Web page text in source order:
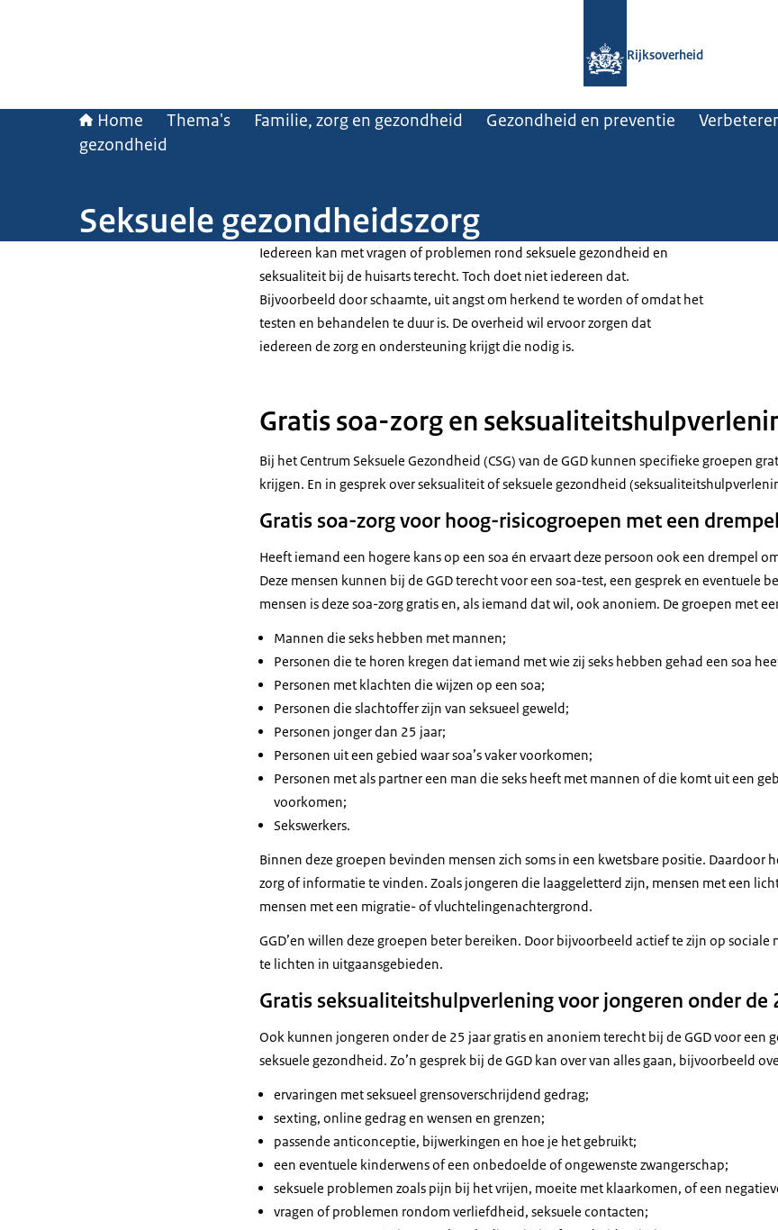
Rijksoverheid
Home Thema's Familie, zorg en gezondheid Gezondheid en preventie
gezondheid
Seksuele gezondheidszorg
Iedereen kan met vragen of problemen rond seksuele gezondheid en
seksualiteit bij de huisarts terecht. Toch doet niet iedereen dat.
Bijvoorbeeld door schaamte, uit angst om herkend te worden of omdat het
testen en behandelen te duur is. De overheid wil ervoor zorgen dat
iedereen de zorg en ondersteuning krijgt die nodig is.
Gratis soa-zorg en
Bij het Centrum Seksuele Gezondheid (CSG) van de GGD kunnen specifieke groepen
krijgen. En in gesprek over seksualiteit of seksuele gezondheid
Gratis soa-zorg voor hoog-risicogroepen met een
Heeft iemand een hogere kans op een soa én ervaart deze persoon ook een drempel
Deze mensen kunnen bij de GGD terecht voor een soa-test, een gesprek en eventuele
mensen is deze soa-zorg gratis en, als iemand dat wil, ook anoniem. De groepen met
Mannen die seks hebben met mannen;
Personen die te horen kregen dat iemand met wie zij seks hebben gehad een soa
Personen met klachten die wijzen op een soa;
Personen die slachtoffer zijn van seksueel geweld;
Personen jonger dan 25 jaar;
Personen uit een gebied waar soa’s vaker voorkomen;
Personen met als partner een man die seks heeft met mannen of die komt uit een
voorkomen;
Sekswerkers.
Binnen deze groepen bevinden mensen zich soms in een kwetsbare positie. Daardoor
zorg of informatie te vinden. Zoals jongeren die laaggeletterd zijn, mensen met een
mensen met een migratie- of vluchtelingenachtergrond.
GGD’en willen deze groepen beter bereiken. Door bijvoorbeeld actief te zijn op sociale
te lichten in uitgaansgebieden.
Gratis seksualiteitshulpverlening voor jongeren onder de
Ook kunnen jongeren onder de 25 jaar gratis en anoniem terecht bij de GGD voor een
seksuele gezondheid. Zo’n gesprek bij de GGD kan over van alles gaan, bijvoorbeeld
ervaringen met seksueel grensoverschrijdend gedrag;
sexting, online gedrag en wensen en grenzen;
passende anticonceptie, bijwerkingen en hoe je het gebruikt;
een eventuele kinderwens of een onbedoelde of ongewenste zwangerschap;
seksuele problemen zoals pijn bij het vrijen, moeite met klaarkomen, of een
vragen of problemen rondom verliefdheid, seksuele contacten;